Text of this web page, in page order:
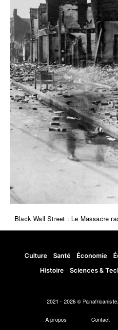
Black Wall Street : Le Massacre
Culture Santé Économie
Histoire
Sciences &
2021 - 2026 ©
A propos Contact